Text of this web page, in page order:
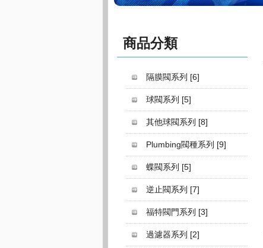
商品分類
隔膜閥系列 [6]
球閥系列 [5]
其他球閥系列 [8]
Plumbing閥種系列 [9]
蝶閥系列 [5]
逆止閥系列 [7]
福特閥門系列 [3]
過濾器系列 [2]